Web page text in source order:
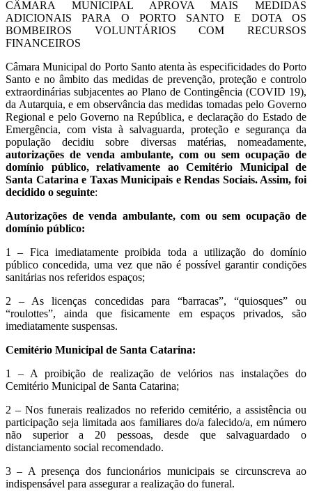
CÂMARA MUNICIPAL APROVA MAIS MEDIDAS
ADICIONAIS PARA O PORTO SANTO E DOTA OS
BOMBEIROS VOLUNTÁRIOS COM RECURSOS
FINANCEIROS
Câmara Municipal do Porto Santo atenta às especificidades do Porto
Santo e no âmbito das medidas de prevenção, proteção e controlo
extraordinárias subjacentes ao Plano de Contingência (COVID 19),
da Autarquia, e em observância das medidas tomadas pelo Governo
Regional e pelo Governo na República, e declaração do Estado de
Emergência, com vista à salvaguarda, proteção e segurança da
população decidiu sobre diversas matérias, nomeadamente,
autorizações de venda ambulante, com ou sem ocupação de
domínio público, relativamente ao Cemitério Municipal de
Santa Catarina e Taxas Municipais e Rendas Sociais. Assim, foi
decidido o seguinte:
Autorizações de venda ambulante, com ou sem ocupação de
domínio público:
1 – Fica imediatamente proibida toda a utilização do domínio
público concedida, uma vez que não é possível garantir condições
sanitárias nos referidos espaços;
2 – As licenças concedidas para “barracas”, “quiosques” ou
“roulottes”, ainda que fisicamente em espaços privados, são
imediatamente suspensas.
Cemitério Municipal de Santa Catarina:
1 – A proibição de realização de velórios nas instalações do
Cemitério Municipal de Santa Catarina;
2 – Nos funerais realizados no referido cemitério, a assistência ou
participação seja limitada aos familiares do/a falecido/a, em número
não superior a 20 pessoas, desde que salvaguardado o
distanciamento social recomendado.
3 – A presença dos funcionários municipais se circunscreva ao
indispensável para assegurar a realização do funeral.